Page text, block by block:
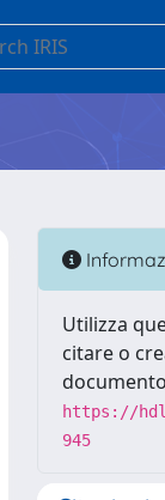
Utilizza
citare o
https://
945